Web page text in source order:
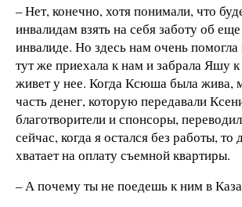
– Нет, конечно, хотя понимали, что
инвалидам взять на себя заботу об
инвалиде. Но здесь нам очень
тут же приехала к нам и забрала Яшу
живет у нее. Когда Ксюша была
часть денег, которую передавали
благотворители и спонсоры,
сейчас, когда я остался без работы, то
хватает на оплату съемной квартиры.
– А почему ты не поедешь к ним в